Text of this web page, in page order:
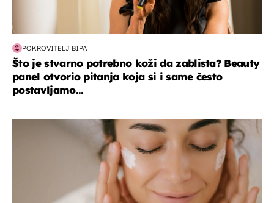
POKROVITELJ BIPA
Što je stvarno potrebno koži da zablista? Beauty
panel otvorio pitanja koja si i same često
postavljamo...
moda & ljepota